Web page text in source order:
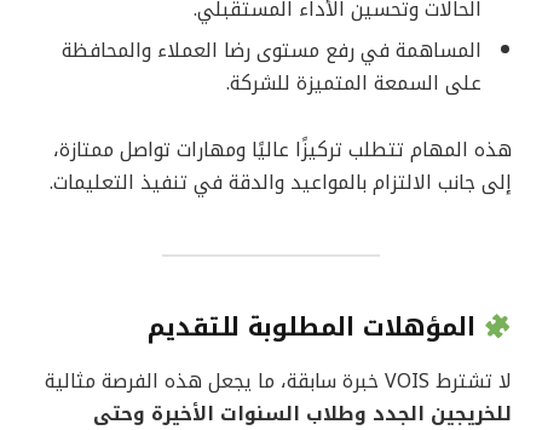
الحالات وتحسين الأداء المستقبلي.
المساهمة في رفع مستوى رضا العملاء والمحافظة
على السمعة المتميزة للشركة.
هذه المهام تتطلب تركيزًا عاليًا ومهارات تواصل ممتازة،
إلى جانب الالتزام بالمواعيد والدقة في تنفيذ التعليمات.
المؤهلات المطلوبة للتقديم
لا تشترط VOIS خبرة سابقة، ما يجعل هذه الفرصة مثالية
للخريجين الجدد وطلاب السنوات الأخيرة وحتى